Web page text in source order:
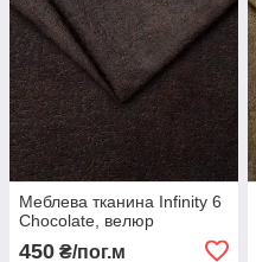
Меблева тканина Infinity 6
Chocolate, велюр
450 ₴/пог.м